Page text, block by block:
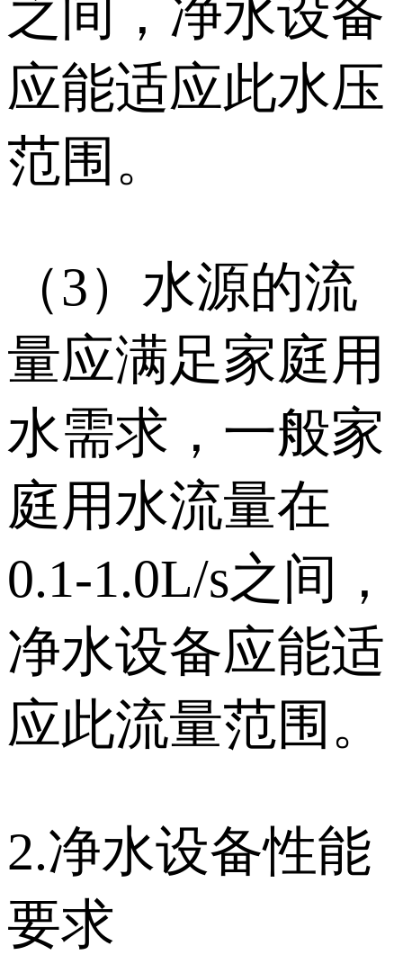
之间，净水设备
应能适应此水压
范围。
（3）水源的流
量应满足家庭用
水需求，一般家
庭用水流量在
0.1-1.0L/s之间，
净水设备应能适
应此流量范围。
2.净水设备性能
要求